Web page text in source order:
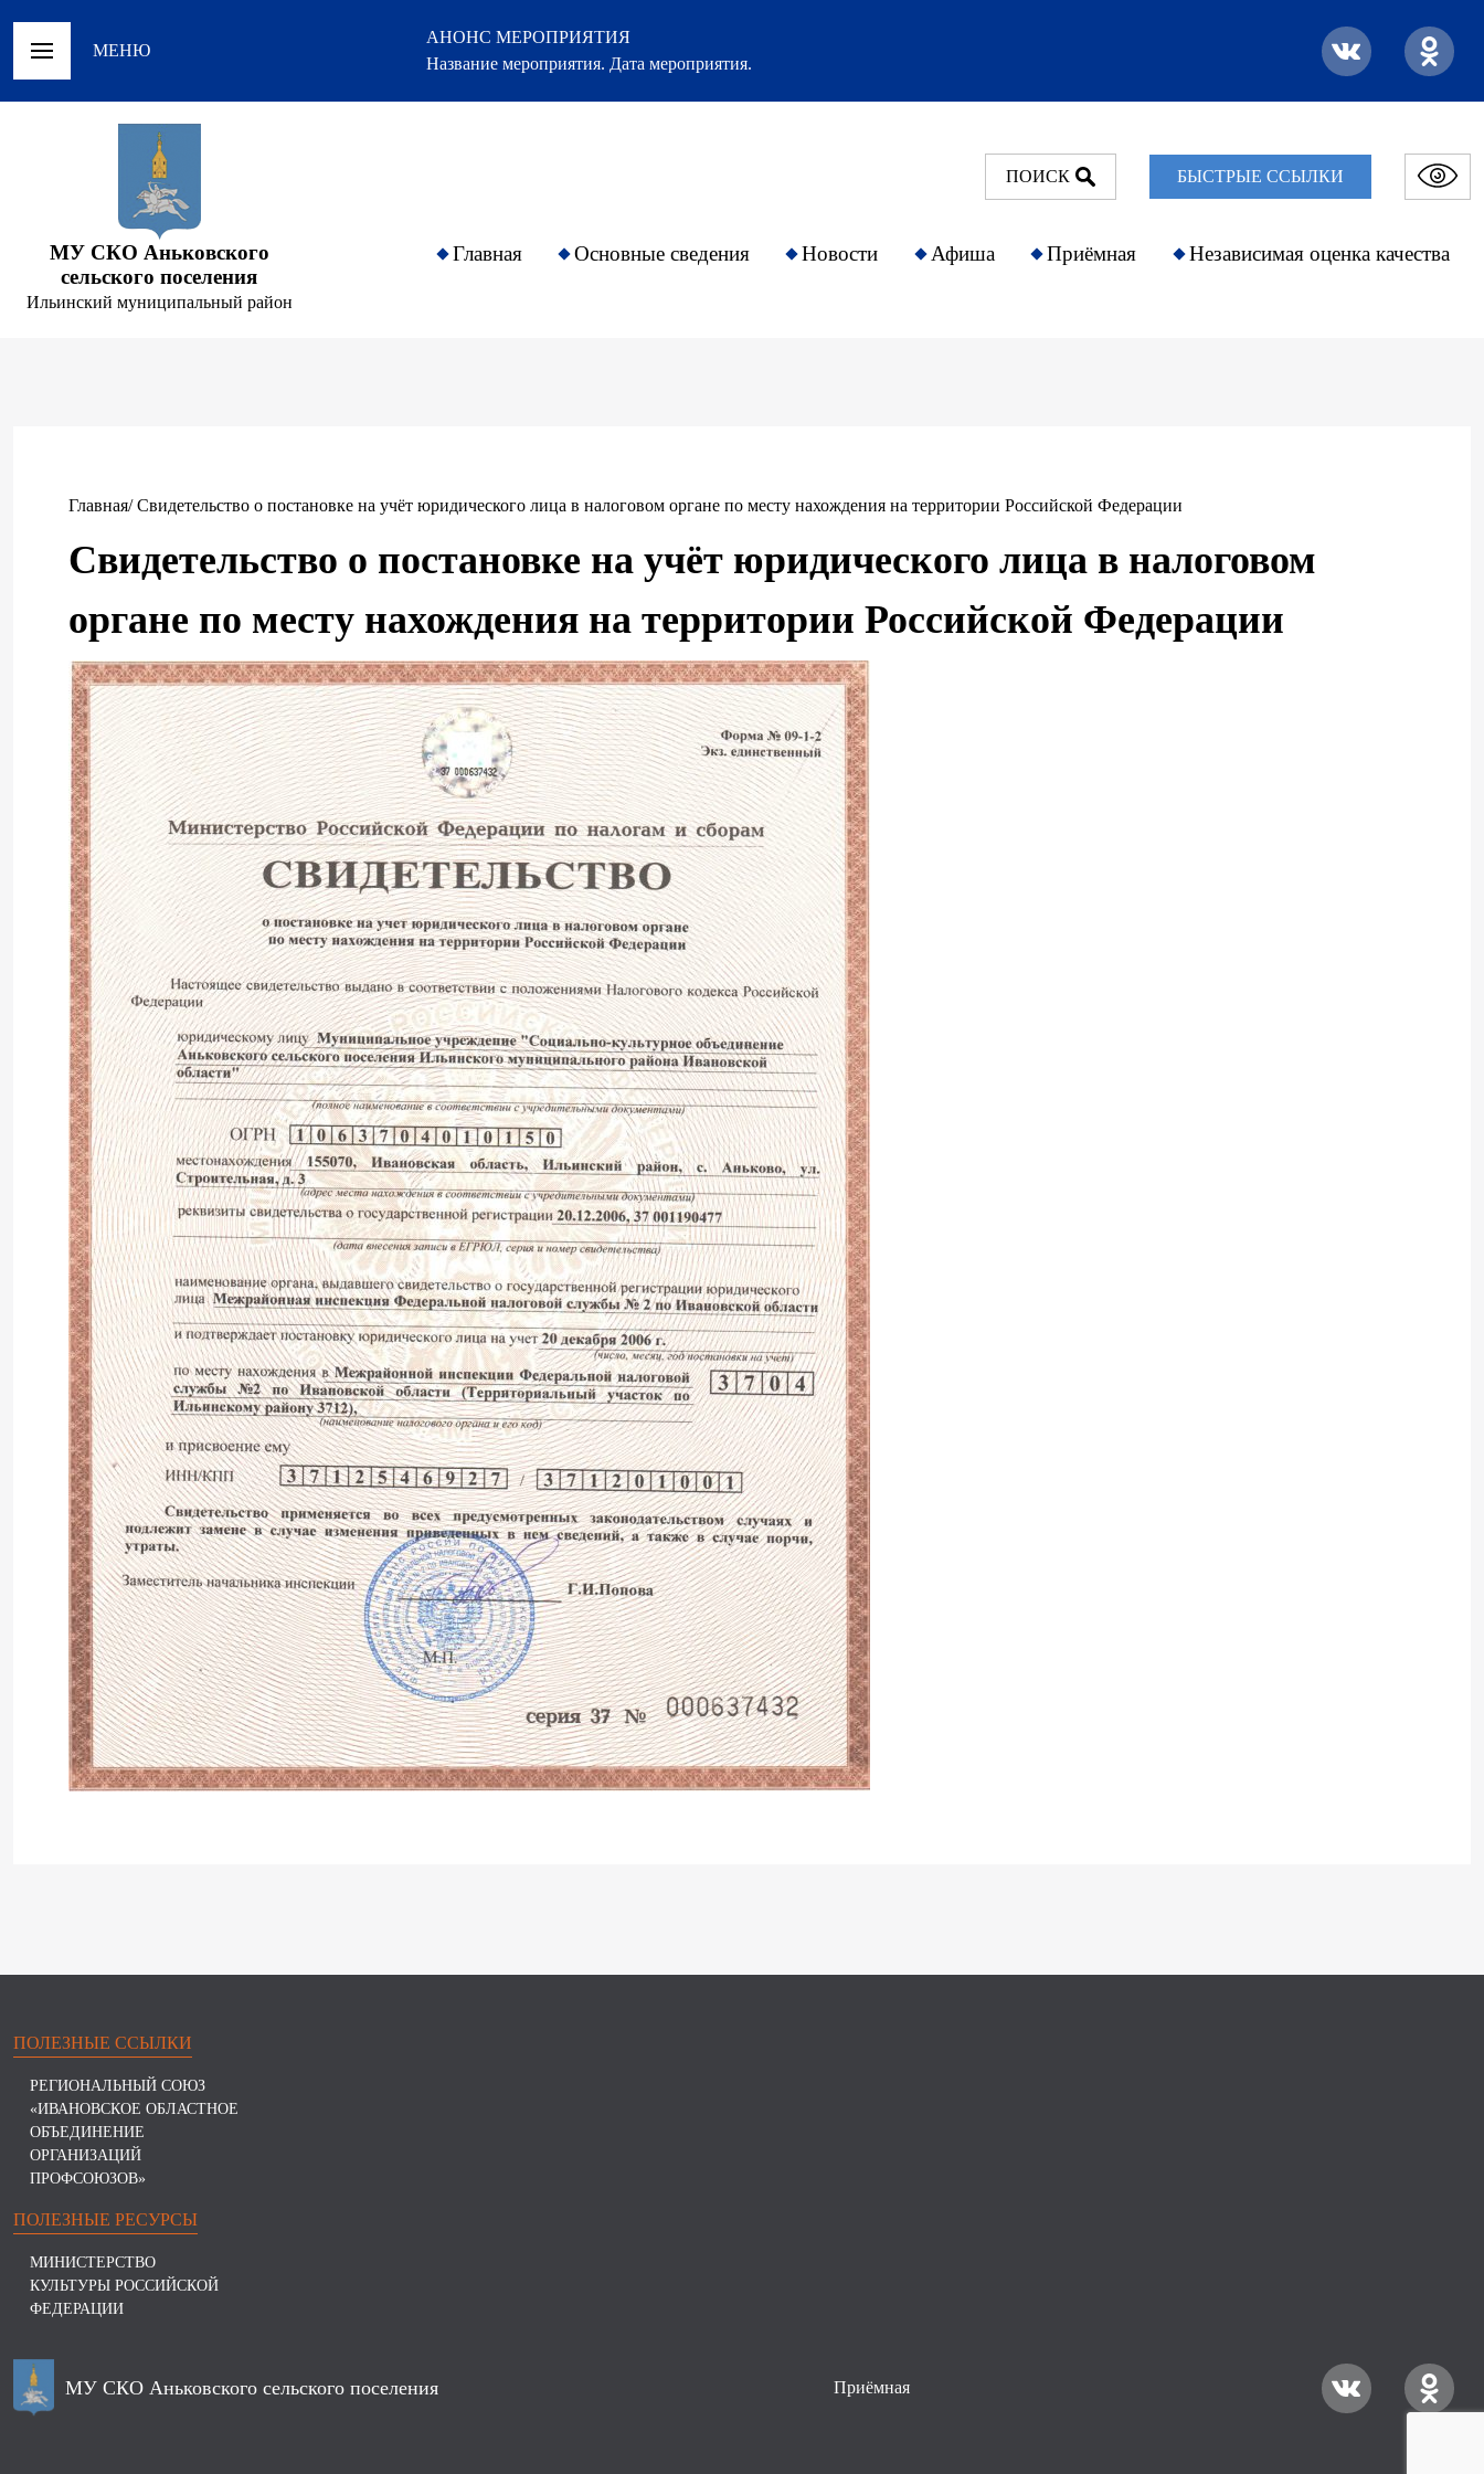
МЕНЮ
АНОНС МЕРОПРИЯТИЯ
Название мероприятия. Дата мероприятия.
МУ СКО Аньковского
сельского поселения
Ильинский муниципальный район
ПОИСК БЫСТРЫЕ ССЫЛКИ
Главная Основные сведения Новости Афиша Приёмная Независимая оценка качества
Главная/ Свидетельство о постановке на учёт юридического лица в налоговом органе по месту нахождения на территории Российской Федерации
Свидетельство о постановке на учёт юридического лица в налоговом
органе по месту нахождения на территории Российской Федерации
ПОЛЕЗНЫЕ ССЫЛКИ
РЕГИОНАЛЬНЫЙ СОЮЗ
«ИВАНОВСКОЕ ОБЛАСТНОЕ
ОБЪЕДИНЕНИЕ
ОРГАНИЗАЦИЙ
ПРОФСОЮЗОВ»
ПОЛЕЗНЫЕ РЕСУРСЫ
МИНИСТЕРСТВО
КУЛЬТУРЫ РОССИЙСКОЙ
ФЕДЕРАЦИИ
МУ СКО Аньковского сельского поселения Приёмная